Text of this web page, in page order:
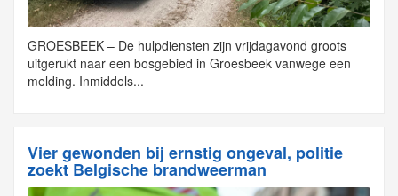
GROESBEEK – De hulpdiensten zijn vrijdagavond groots
uitgerukt naar een bosgebied in Groesbeek vanwege een
melding. Inmiddels...
Vier gewonden bij ernstig ongeval, politie
zoekt Belgische brandweerman